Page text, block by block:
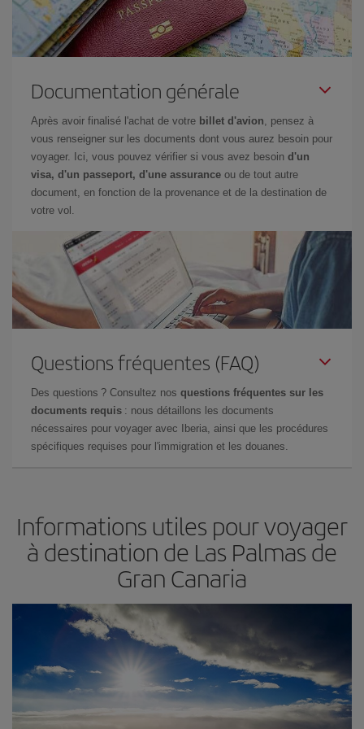
Documentation générale
Après avoir finalisé l'achat de votre billet d'avion, pensez à
vous renseigner sur les documents dont vous aurez besoin pour
voyager. Ici, vous pouvez vérifier si vous avez besoin d'un
visa, d'un passeport, d'une assurance ou de tout autre
document, en fonction de la provenance et de la destination de
votre vol.
Questions fréquentes (FAQ)
Des questions ? Consultez nos questions fréquentes sur les
documents requis : nous détaillons les documents
nécessaires pour voyager avec Iberia, ainsi que les procédures
spécifiques requises pour l'immigration et les douanes.
Informations utiles pour voyager
à destination de Las Palmas de
Gran Canaria